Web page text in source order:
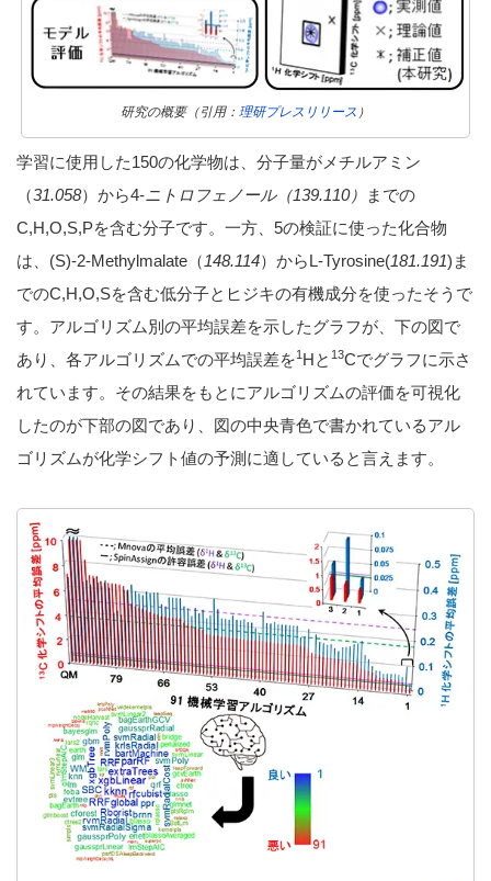
研究の概要（引用： 理研プレスリリース ）
学習に使用した150の化学物は、分子量がメチルアミン
（31.058）から4-ニトロフェノール（139.110）
までの
C,H,O,S,Pを含む分子です。一方、5の検証に使った化合物
は、(S)-2-Methylmalate（148.114）からL-Tyrosine(181.191)ま
でのC,H,O,Sを含む低分子とヒジキの有機成分を使ったそうで
す。アルゴリズム別の平均誤差を示したグラフが、下の図で
あり、各アルゴリズムでの平均誤差を1 Hと 13Cでグラフに示さ
れています。その結果をもとにアルゴリズムの評価を可視化
したのが下部の図であり、図の中央青色で書かれているアル
ゴリズムが化学シフト値の予測に適していると言えます。